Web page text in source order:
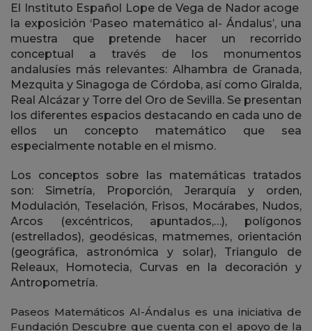
El Instituto Español Lope de Vega de Nador acoge
la exposición ‘Paseo matemático al- Ándalus’, una
muestra que
pretende hacer un recorrido
conceptual a través de los monumentos
andalusíes más relevantes: Alhambra de Granada,
Mezquita y Sinagoga de Córdoba, así como Giralda,
Real Alcázar y Torre del Oro de Sevilla. Se presentan
los diferentes espacios destacando en cada uno de
ellos un concepto matemático que sea
especialmente notable en el mismo.
Los conceptos sobre las matemáticas tratados
son: Simetría, Proporción, Jerarquía y orden,
Modulación, Teselación, Frisos, Mocárabes, Nudos,
Arcos (excéntricos, apuntados,…), polígonos
(estrellados), geodésicas, matmemes, orientación
(geográfica, astronómica y solar), Triangulo de
Releaux, Homotecia, Curvas en la decoración y
Antropometría.
Paseos Matemáticos Al-Ándalus es una iniciativa de
Fundación Descubre que cuenta con el apoyo de la